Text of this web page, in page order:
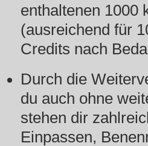
enthaltenen 1000
(ausreichend für
Credits nach
Durch die
du auch ohne
stehen dir
Einpassen,